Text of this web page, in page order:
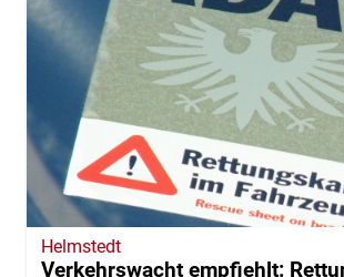
Helmstedt
Verkehrswacht empfiehlt: